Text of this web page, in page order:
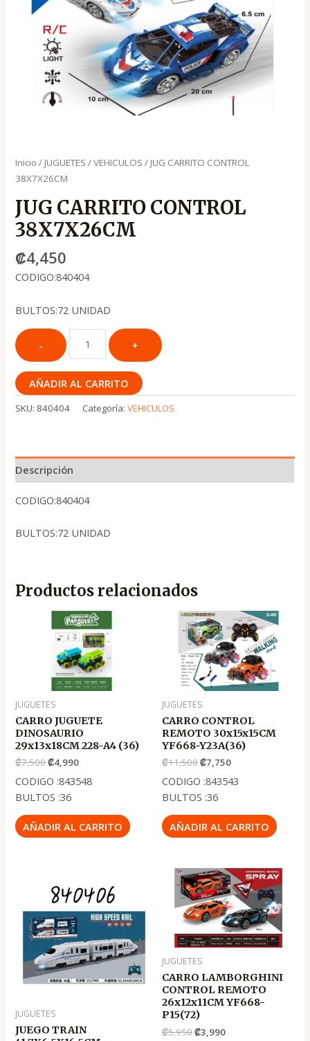
Inicio / JUGUETES /VEHICULOS / JUG CARRITO CONTROL
38X7X26CM
JUG CARRITO CONTROL
38X7X26CM
₡4,450
CODIGO:840404
BULTOS:72 UNIDAD
AÑADIR AL CARRITO
SKU: 840404 Categoría:VEHICULOS
Descripción
CODIGO:840404
BULTOS:72 UNIDAD
Productos relacionados
JUGUETES
CARRO JUGUETE
DINOSAURIO
29x13x18CM 228-A4 (36)
₡7,500
precio
original
era:
₡7,500
₡4,990
El
precio
actual
es:
.
₡4,990
CODIGO :843548
BULTOS :36
AÑADIR AL CARRITO
JUGUETES
CARRO CONTROL
REMOTO 30x15x15CM
YF668-Y23A(36)
₡11,500
El
precio
original
era:
.
₡11,500
₡7,750
precio
actual
es:
.
₡7,750
CODIGO :843543
BULTOS :36
AÑADIR AL CARRITO
JUGUETES
JUEGO TRAIN
precio
original
era:
.
₡7,500
precio
actual
es:
JUGUETES
CARRO LAMBORGHINI
CONTROL REMOTO
26x12x11CM YF668-
P15(72)
₡5,950
El
precio
original
era:
.
₡5,950
₡3,990
El
precio
actual
es:
.
₡3,990